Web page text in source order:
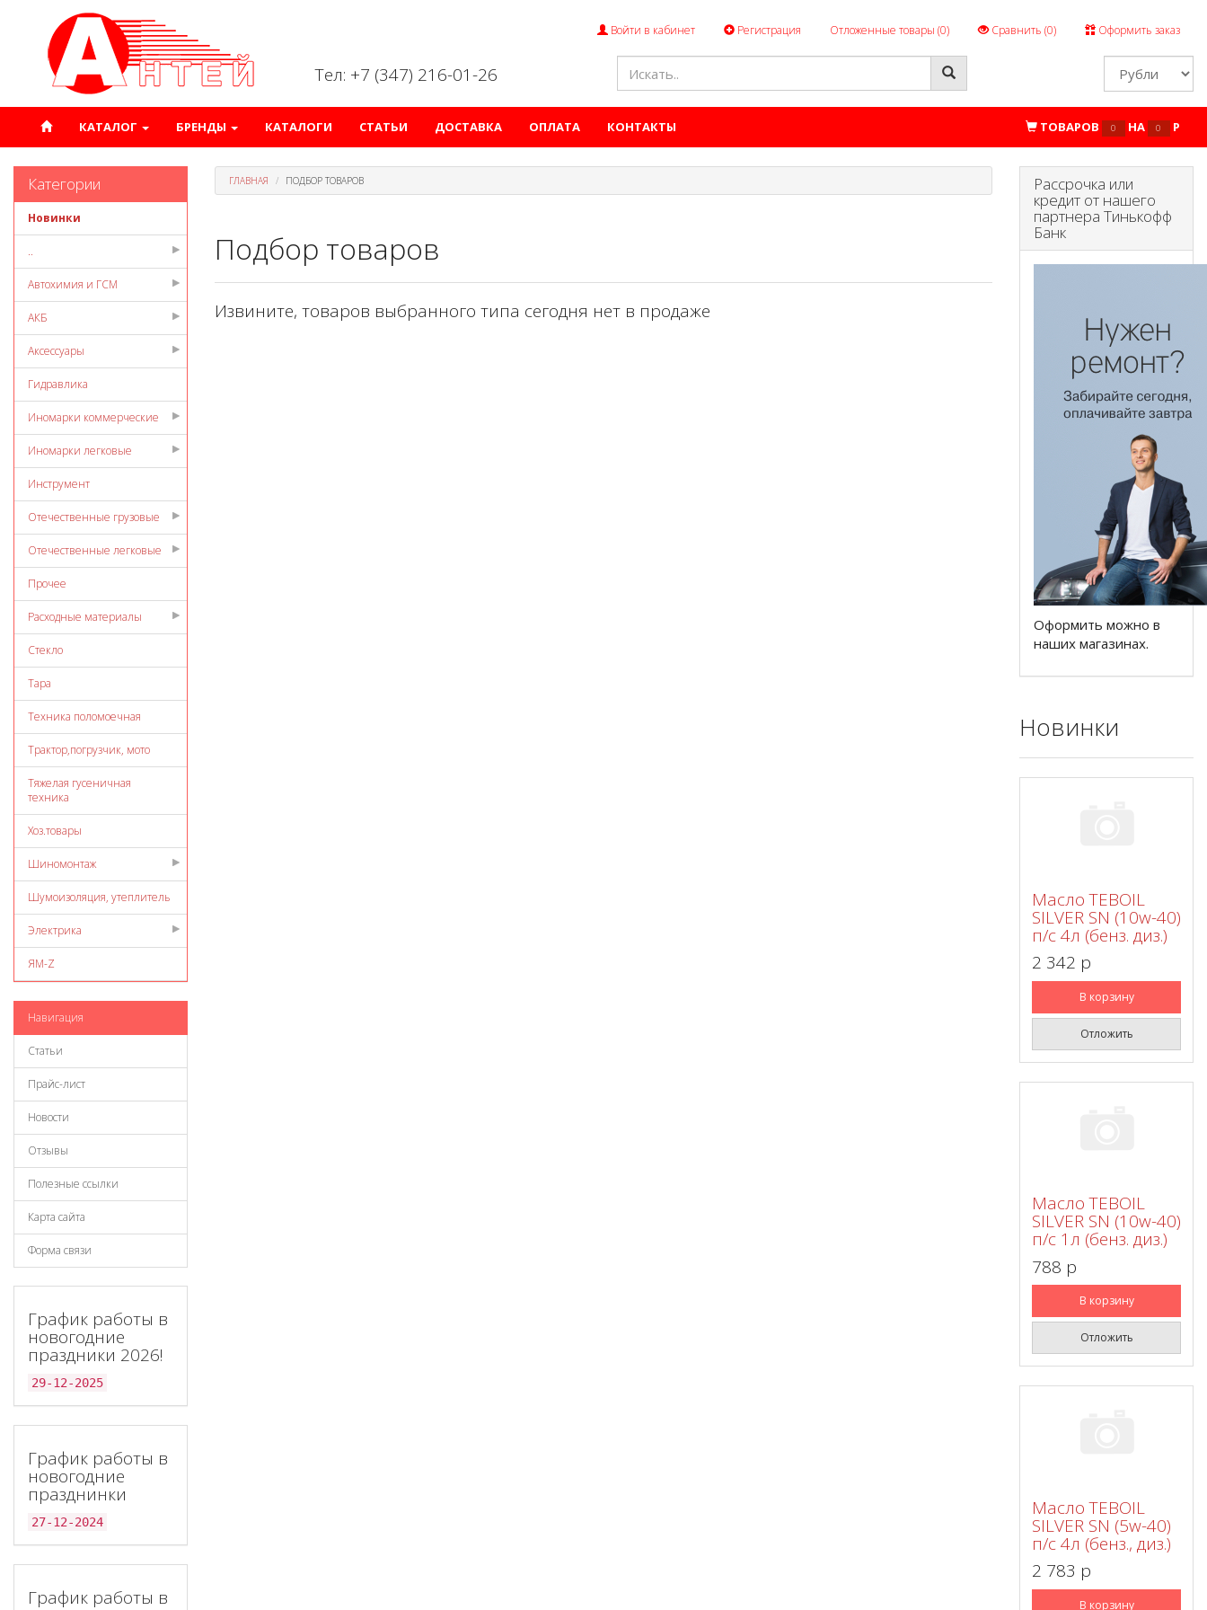
Войти в кабинет Регистрация Отложенные товары (0) Сравнить (0) Оформить заказ
Тел: +7 (347) 216-01-26
КАТАЛОГ БРЕНДЫ КАТАЛОГИ СТАТЬИ ДОСТАВКА ОПЛАТА КОНТАКТЫ ТОВАРОВ 0 НА 0 P
Категории
Новинки
..
Автохимия и ГСМ
АКБ
Аксессуары
Гидравлика
Иномарки коммерческие
Иномарки легковые
Инструмент
Отечественные грузовые
Отечественные легковые
Прочее
Расходные материалы
Стекло
Тара
Техника поломоечная
Трактор,погрузчик, мото
Тяжелая гусеничная
техника
Хоз.товары
Шиномонтаж
Шумоизоляция, утеплитель
Электрика
ЯМ-Z
Навигация
Статьи
Прайс-лист
Новости
Отзывы
Полезные ссылки
Карта сайта
Форма связи
График работы в
новогодние
праздники 2026!
29-12-2025
График работы в
новогодние
празднинки
27-12-2024
График работы в
ГЛАВНАЯ ПОДБОР ТОВАРОВ
Подбор товаров
Извините, товаров выбранного типа сегодня нет в продаже
Рассрочка или
кредит от нашего
партнера Тинькофф
Банк
Оформить можно в
наших магазинах.
Новинки
Масло TEBOIL
SILVER SN (10w-40)
п/с 4л (бенз. диз.)
2 342 p
В корзину
Отложить
Масло TEBOIL
SILVER SN (10w-40)
п/с 1л (бенз. диз.)
788 p
В корзину
Отложить
Масло TEBOIL
SILVER SN (5w-40)
п/с 4л (бенз., диз.)
2 783 p
В корзину